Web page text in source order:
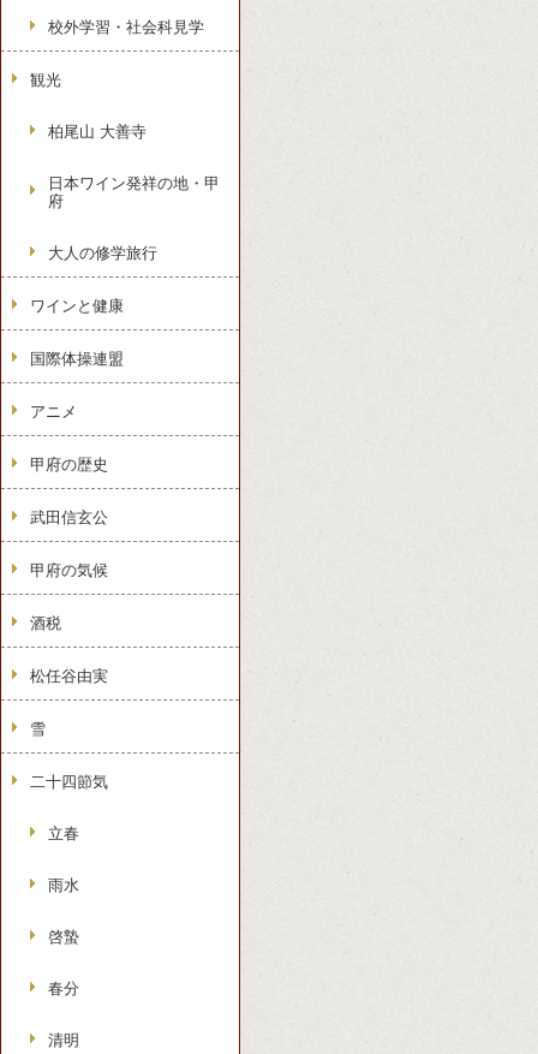
校外学習・社会科見学
観光
柏尾山 大善寺
日本ワイン発祥の地・甲
府
大人の修学旅行
ワインと健康
国際体操連盟
アニメ
甲府の歴史
武田信玄公
甲府の気候
酒税
松任谷由実
雪
二十四節気
立春
雨水
啓蟄
春分
清明